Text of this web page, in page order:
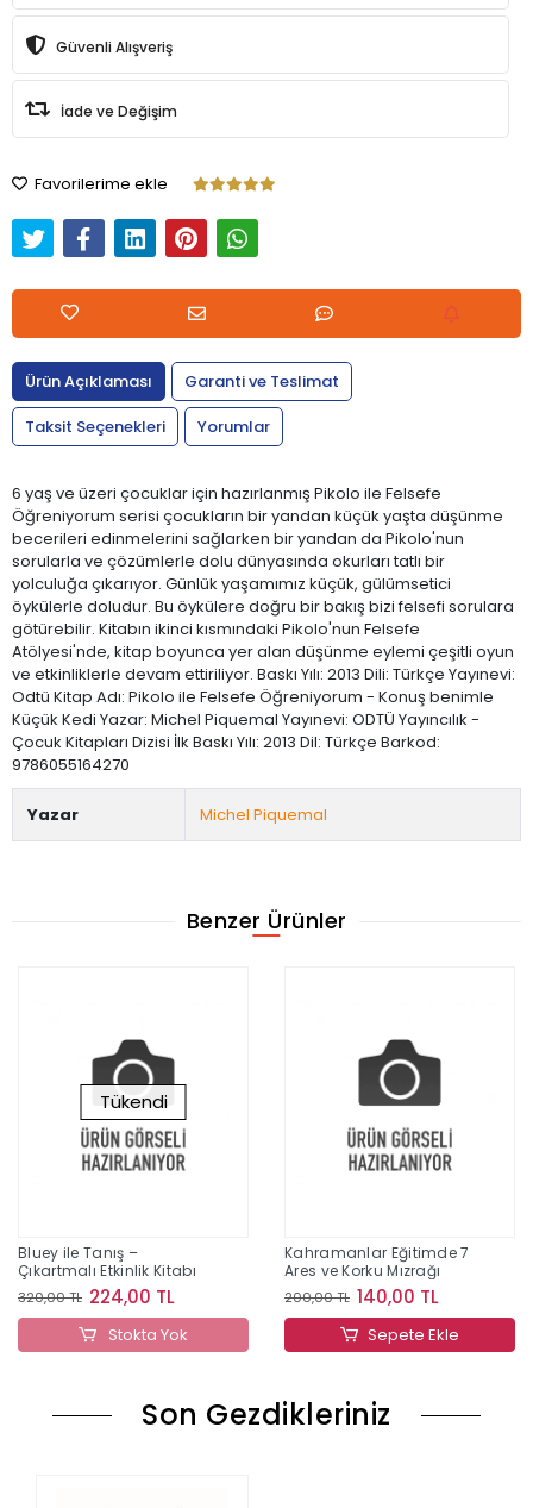
Güvenli Alışveriş
İade ve Değişim
Favorilerime ekle
Ürün Açıklaması
Garanti ve Teslimat
Taksit Seçenekleri
Yorumlar
6 yaş ve üzeri çocuklar için hazırlanmış Pikolo ile Felsefe
Öğreniyorum serisi çocukların bir yandan küçük yaşta düşünme
becerileri edinmelerini sağlarken bir yandan da Pikolo'nun
sorularla ve çözümlerle dolu dünyasında okurları tatlı bir
yolculuğa çıkarıyor. Günlük yaşamımız küçük, gülümsetici
öykülerle doludur. Bu öykülere doğru bir bakış bizi felsefi sorulara
götürebilir. Kitabın ikinci kısmındaki Pikolo'nun Felsefe
Atölyesi'nde, kitap boyunca yer alan düşünme eylemi çeşitli oyun
ve etkinliklerle devam ettiriliyor. Baskı Yılı: 2013 Dili: Türkçe Yayınevi:
Odtü Kitap Adı: Pikolo ile Felsefe Öğreniyorum - Konuş benimle
Küçük Kedi Yazar: Michel Piquemal Yayınevi: ODTÜ Yayıncılık -
Çocuk Kitapları Dizisi İlk Baskı Yılı: 2013 Dil: Türkçe Barkod:
9786055164270
Yazar Michel Piquemal
Benzer Ürünler
Tükendi
Bluey ile Tanış –
Çıkartmalı Etkinlik Kitabı
320,00 TL 224,00 TL
Stokta Yok
Kahramanlar Eğitimde 7
Ares ve Korku Mızrağı
200,00 TL 140,00 TL
Sepete Ekle
Son Gezdikleriniz